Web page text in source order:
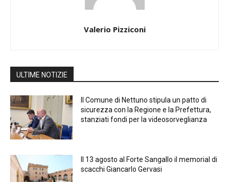
Valerio Pizziconi
ULTIME NOTIZIE
Il Comune di Nettuno stipula un patto di
sicurezza con la Regione e la Prefettura,
stanziati fondi per la videosorveglianza
Il 13 agosto al Forte Sangallo il memorial di
scacchi Giancarlo Gervasi